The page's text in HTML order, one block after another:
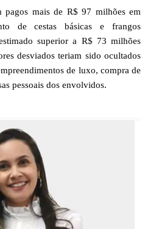
pagos mais de R$ 97 milhões em
de cestas básicas e frangos
superior a R$ 73 milhões
desviados teriam sido ocultados
de luxo, compra de
pessoais dos envolvidos.